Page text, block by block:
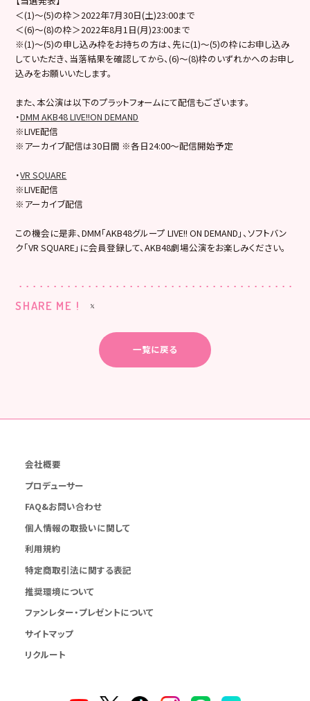
＜(1)～(5)の枠＞2022年7月30日(土)23:00まで
＜(6)～(8)の枠＞2022年8月1日(月)23:00まで
※(1)～(5)の申し込み枠をお持ちの方は、先に(1)～(5)の枠にお申し込み
していただき、当落結果を確認してから、(6)～(8)枠のいずれかへのお申し
込みをお願いいたします。
また、本公演は以下のプラットフォームにて配信もございます。
・DMM AKB48 LIVE!!ON DEMAND
※LIVE配信
※アーカイブ配信は30日間 ※各日24:00～配信開始予定
・VR SQUARE
※LIVE配信
※アーカイブ配信
この機会に是非、DMM「AKB48グループ LIVE!! ON DEMAND」、ソフトバン
ク「VR SQUARE」に会員登録して、AKB48劇場公演をお楽しみください。
SHARE ME !
一覧に戻る
会社概要
プロデューサー
FAQ&お問い合わせ
個人情報の取扱いに関して
利用規約
特定商取引法に関する表記
推奨環境について
ファンレター・プレゼントについて
サイトマップ
リクルート